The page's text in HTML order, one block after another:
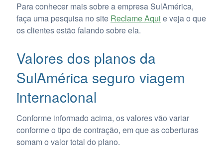
Para conhecer mais sobre a empresa SulAmérica,
faça uma pesquisa no site Reclame Aqui e veja o que
os clientes estão falando sobre ela.
Valores dos planos da
SulAmérica seguro viagem
internacional
Conforme informado acima, os valores vão variar
conforme o tipo de contração, em que as coberturas
somam o valor total do plano.